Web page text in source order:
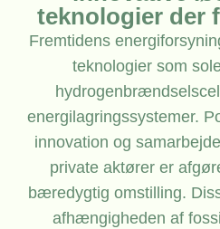
teknologier der
Fremtidens
teknologier som
energilagringssystemer.
innovation og
private aktører er
bæredygtig omstilling.
afhængigheden af